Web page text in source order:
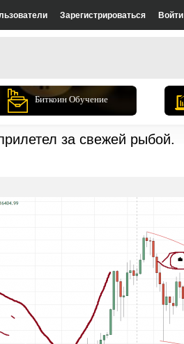
Зарегистрироваться Войти
Биткоин Обучение
за свежей рыбой.